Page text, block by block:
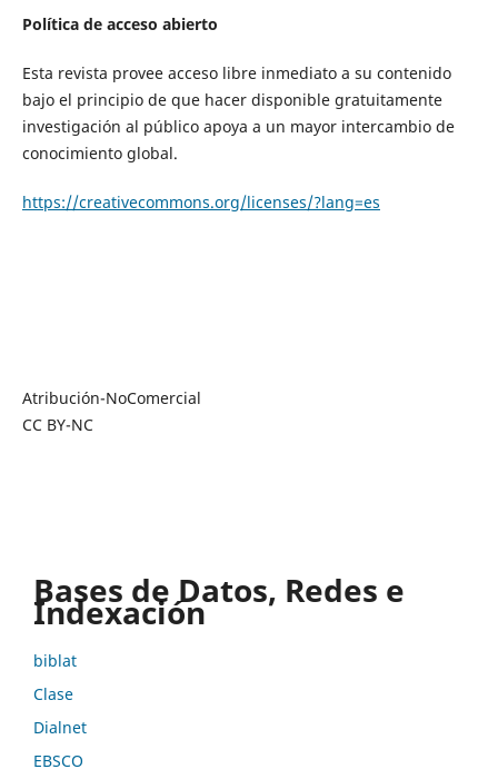
Política de acceso abierto
Esta revista provee acceso libre inmediato a su contenido
bajo el principio de que hacer disponible gratuitamente
investigación al público apoya a un mayor intercambio de
conocimiento global.
https://creativecommons.org/licenses/?lang=es
Atribución-NoComercial
CC BY-NC
Bases de Datos, Redes e
Indexación
biblat
Clase
Dialnet
EBSCO